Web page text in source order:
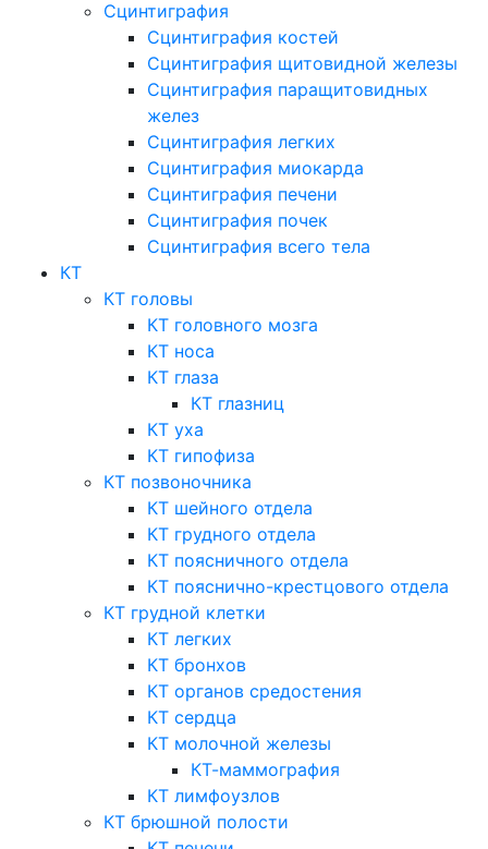
Сцинтиграфия
Сцинтиграфия костей
Сцинтиграфия щитовидной железы
Сцинтиграфия паращитовидных
желез
Сцинтиграфия легких
Сцинтиграфия миокарда
Сцинтиграфия печени
Сцинтиграфия почек
Сцинтиграфия всего тела
КТ
КТ головы
КТ головного мозга
КТ носа
КТ глаза
КТ глазниц
КТ уха
КТ гипофиза
КТ позвоночника
КТ шейного отдела
КТ грудного отдела
КТ поясничного отдела
КТ пояснично-крестцового отдела
КТ грудной клетки
КТ легких
КТ бронхов
КТ органов средостения
КТ сердца
КТ молочной железы
КТ-маммография
КТ лимфоузлов
КТ брюшной полости